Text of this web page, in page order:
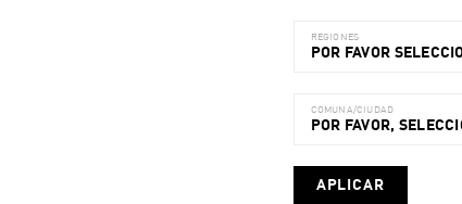
REGIONES
POR FAVOR
COMUNA/CIUDAD
POR FAVOR,
APLICAR